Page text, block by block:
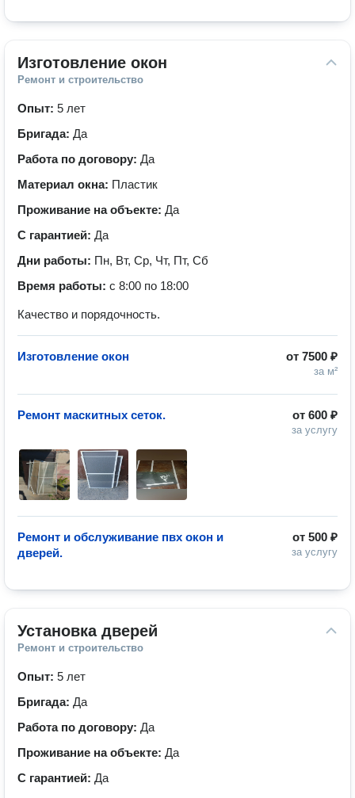
Изготовление окон
Ремонт и строительство
Опыт: 5 лет
Бригада: Да
Работа по договору: Да
Материал окна: Пластик
Проживание на объекте: Да
С гарантией: Да
Дни работы: Пн, Вт, Ср, Чт, Пт, Сб
Время работы: с 8:00 по 18:00
Качество и порядочность.
от 7500 ₽
за м²
Изготовление окон
от 600 ₽
за услугу
Ремонт маскитных сеток.
от 500 ₽
за услугу
Ремонт и обслуживание пвх окон и
дверей.
Установка дверей
Ремонт и строительство
Опыт: 5 лет
Бригада: Да
Работа по договору: Да
Проживание на объекте: Да
С гарантией: Да